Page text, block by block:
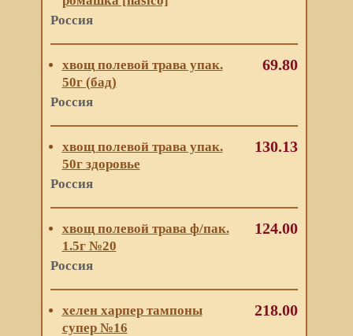
Россия
хвощ полевой трава упак.
50г (бад)
Россия
69.80
хвощ полевой трава упак.
50г здоровье
Россия
130.13
хвощ полевой трава ф/пак.
1.5г №20
Россия
124.00
хелен харпер тампоны
супер №16
218.00